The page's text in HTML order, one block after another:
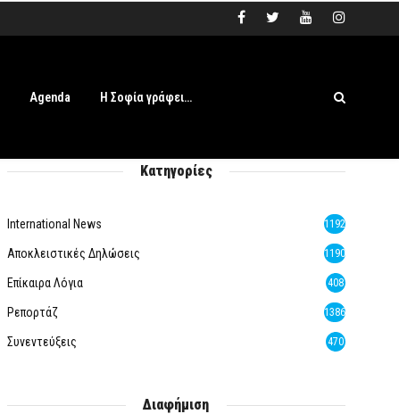
Agenda Η Σοφία γράφει…
Κατηγορίες
International News 1192
Αποκλειστικές Δηλώσεις 1190
Επίκαιρα Λόγια 408
Ρεπορτάζ 1386
Συνεντεύξεις 470
Διαφήμιση